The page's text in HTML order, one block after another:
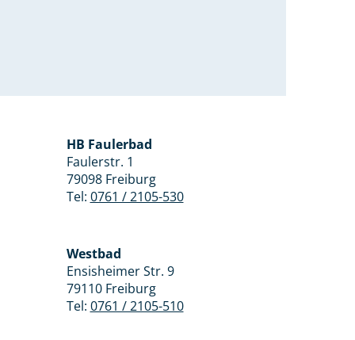
HB Faulerbad
Faulerstr. 1
79098 Freiburg
Tel: 0761 / 2105-530
Westbad
Ensisheimer Str. 9
79110 Freiburg
Tel: 0761 / 2105-510